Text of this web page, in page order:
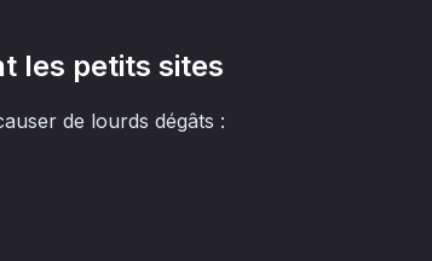
les petits sites
de lourds dégâts :